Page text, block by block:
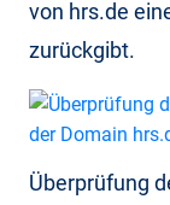
von hrs.de
zurückgibt.
Überprüfung